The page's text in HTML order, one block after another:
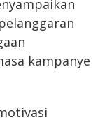
kampanye